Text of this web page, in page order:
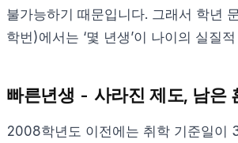
불가능하기 때문입니다. 그래서 학년
학번)에서는 ‘몇 년생’이 나이의 실질
빠른년생 - 사라진 제도, 남은
2008학년도 이전에는 취학 기준일이